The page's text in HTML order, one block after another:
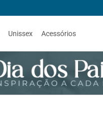
Unissex Acessórios